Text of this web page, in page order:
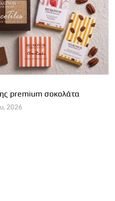
premium σοκολάτα
2026